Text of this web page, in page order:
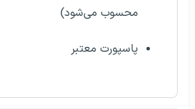
محسوب می‌شود)
پاسپورت معتبر